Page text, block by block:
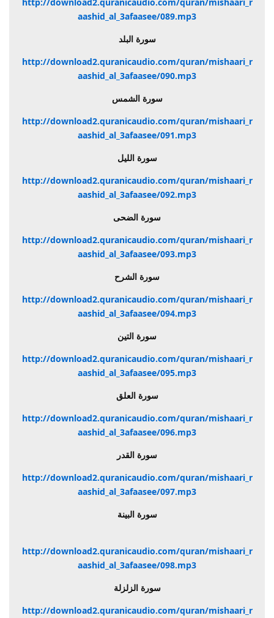
aashid_al_3afaasee/089.mp3
سورة البلد
http://download2.quranicaudio.com/quran/mishaari_r
aashid_al_3afaasee/090.mp3
سورة الشمس
http://download2.quranicaudio.com/quran/mishaari_r
aashid_al_3afaasee/091.mp3
سورة الليل
http://download2.quranicaudio.com/quran/mishaari_r
aashid_al_3afaasee/092.mp3
سورة الضحى
http://download2.quranicaudio.com/quran/mishaari_r
aashid_al_3afaasee/093.mp3
سورة الشرح
http://download2.quranicaudio.com/quran/mishaari_r
aashid_al_3afaasee/094.mp3
سورة التين
http://download2.quranicaudio.com/quran/mishaari_r
aashid_al_3afaasee/095.mp3
سورة العلق
http://download2.quranicaudio.com/quran/mishaari_r
aashid_al_3afaasee/096.mp3
سورة القدر
http://download2.quranicaudio.com/quran/mishaari_r
aashid_al_3afaasee/097.mp3
سورة البينة
http://download2.quranicaudio.com/quran/mishaari_r
aashid_al_3afaasee/098.mp3
سورة الزلزلة
http://download2.quranicaudio.com/quran/mishaari_r